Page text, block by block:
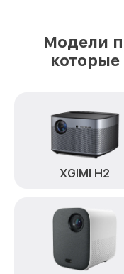
Модели
XGIMI H2